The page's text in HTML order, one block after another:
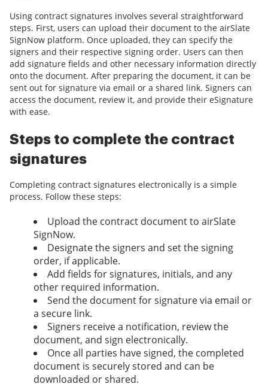
Using contract signatures involves several straightforward
steps. First, users can upload their document to the airSlate
SignNow platform. Once uploaded, they can specify the
signers and their respective signing order. Users can then
add signature fields and other necessary information directly
onto the document. After preparing the document, it can be
sent out for signature via email or a shared link. Signers can
access the document, review it, and provide their eSignature
with ease.
Steps to complete the contract
signatures
Completing contract signatures electronically is a simple
process. Follow these steps:
Upload the contract document to airSlate
SignNow.
Designate the signers and set the signing
order, if applicable.
Add fields for signatures, initials, and any
other required information.
Send the document for signature via email or
a secure link.
Signers receive a notification, review the
document, and sign electronically.
Once all parties have signed, the completed
document is securely stored and can be
downloaded or shared.